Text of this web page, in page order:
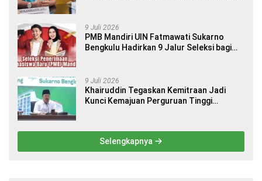
9 Juli 2026
PMB Mandiri UIN Fatmawati Sukarno
Bengkulu Hadirkan 9 Jalur Seleksi bagi
9 Juli 2026
Khairuddin Tegaskan Kemitraan Jadi
Kunci Kemajuan Perguruan Tinggi
Selengkapnya